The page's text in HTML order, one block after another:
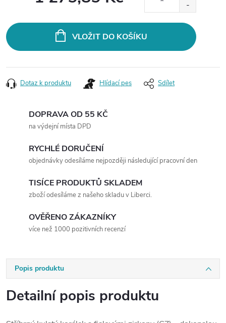
VLOŽIT DO KOŠÍKU
Dotaz k produktu Hlídací pes Sdílet
DOPRAVA OD 55 KČ
na výdejní místa DPD
RYCHLÉ DORUČENÍ
objednávky odesíláme nejpozději následující pracovní den
TISÍCE PRODUKTŮ SKLADEM
zboží odesíláme z našeho skladu v Liberci.
OVĚŘENO ZÁKAZNÍKY
více než 1000 pozitivních recenzí
Popis produktu
Detailní popis produktu